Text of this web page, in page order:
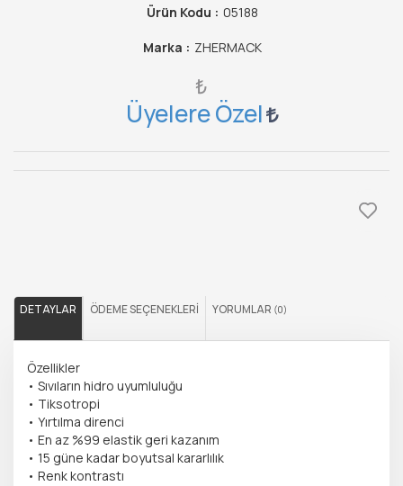
Ürün Kodu : 05188
Marka : ZHERMACK
₺
Üyelere Özel
DETAYLAR ÖDEME SEÇENEKLERI YORUMLAR (0)
Özellikler
• Sıvıların hidro uyumluluğu
• Tiksotropi
• Yırtılma direnci
• En az %99 elastik geri kazanım
• 15 güne kadar boyutsal kararlılık
• Renk kontrastı